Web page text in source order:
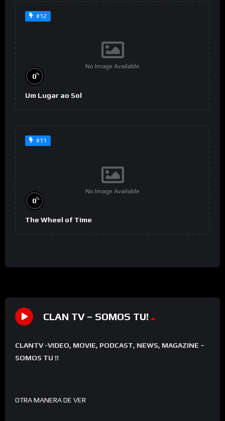
#12
No Image Available
0%
Um Lugar ao Sol
#11
No Image Available
0%
The Wheel of Time
CLAN TV – SOMOS TU!
CLANTV -VIDEO, MOVIE, PODCAST, NEWS, MAGAZINE –
SOMOS TU !!
OTRA MANERA DE VER